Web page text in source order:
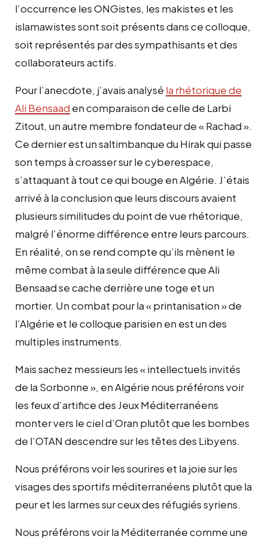
l’occurrence les ONGistes, les makistes et les
islamawistes sont soit présents dans ce colloque,
soit représentés par des sympathisants et des
collaborateurs actifs.
Pour l’anecdote, j’avais analysé la rhétorique de
Ali Bensaad en comparaison de celle de Larbi
Zitout, un autre membre fondateur de « Rachad ».
Ce dernier est un saltimbanque du Hirak qui passe
son temps à croasser sur le cyberespace,
s’attaquant à tout ce qui bouge en Algérie. J’étais
arrivé à la conclusion que leurs discours avaient
plusieurs similitudes du point de vue rhétorique,
malgré l’énorme différence entre leurs parcours.
En réalité, on se rend compte qu’ils mènent le
même combat à la seule différence que Ali
Bensaad se cache derrière une toge et un
mortier. Un combat pour la « printanisation » de
l’Algérie et le colloque parisien en est un des
multiples instruments.
Mais sachez messieurs les « intellectuels invités
de la Sorbonne », en Algérie nous préférons voir
les feux d’artifice des Jeux Méditerranéens
monter vers le ciel d’Oran plutôt que les bombes
de l’OTAN descendre sur les têtes des Libyens.
Nous préférons voir les sourires et la joie sur les
visages des sportifs méditerranéens plutôt que la
peur et les larmes sur ceux des réfugiés syriens.
Nous préférons voir la Méditerranée comme une